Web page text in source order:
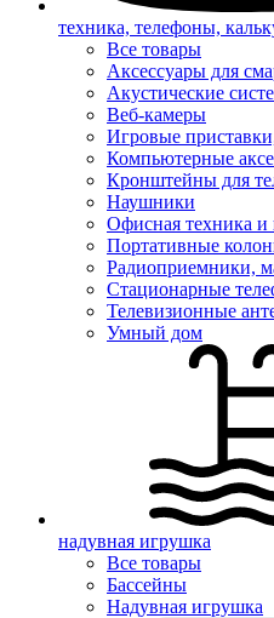
техника, телефоны,
Все товары
Аксессуары для
Акустические
Веб-камеры
Игровые
Компьютерные
Кронштейны для
Наушники
Офисная техника и
Портативные
Радиоприемники,
Стационарные
Телевизионные
Умный дом
надувная игрушка
Все товары
Бассейны
Надувная игрушка